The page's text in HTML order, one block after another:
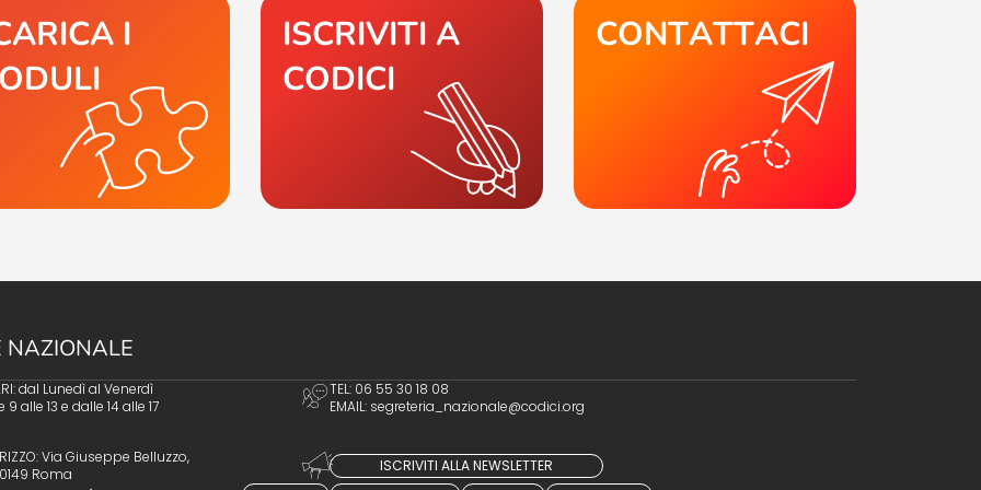
I
ISCRIVITI A
CODICI
CONTATTACI
NAZIONALE
dal Lunedì al Venerdì
9 alle 13 e dalle 14 alle 17
TEL: 06 55 30 18 08
EMAIL: segreteria_nazionale@codici.org
Via Giuseppe Belluzzo,
Roma
ISCRIVITI ALLA NEWSLETTER